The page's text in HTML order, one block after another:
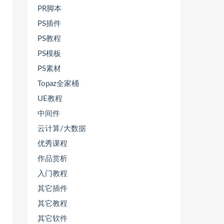
PR脚本
PS插件
PS教程
PS模板
PS素材
Topaz全家桶
UE教程
中间件
云计算/大数据
优秀课程
作品赏析
入门教程
其它插件
其它教程
其它软件